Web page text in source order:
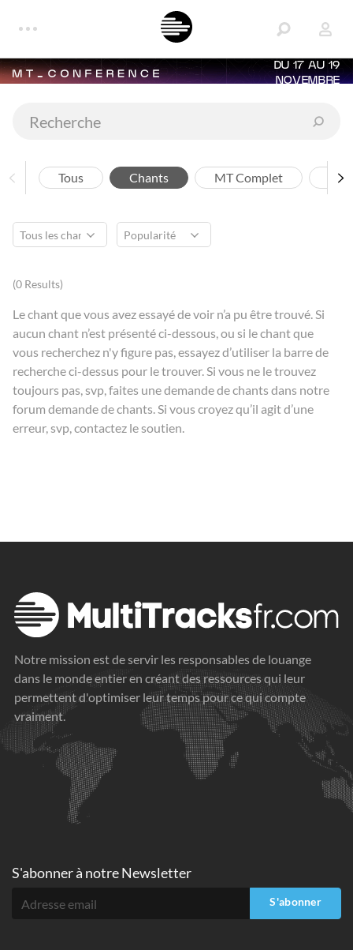
DU 17 AU 19
NOVEMBRE
Tous Chants MT Complet
(0 Results)
Le chant que vous avez essayé de voir n’a pu être trouvé. Si
aucun chant n’est présenté ci-dessous, ou si le chant que
vous recherchez n'y figure pas, essayez d’utiliser la barre de
recherche ci-dessus pour le trouver. Si vous ne le trouvez
toujours pas, svp, faites une demande de chants dans notre
forum demande de chants. Si vous croyez qu’il agit d’une
erreur, svp, contactez le soutien.
Notre mission est de servir les responsables de louange
dans le monde entier en créant des ressources qui leur
permettent d'optimiser leur temps pour ce qui compte
vraiment.
S'abonner à notre Newsletter
S'abonner